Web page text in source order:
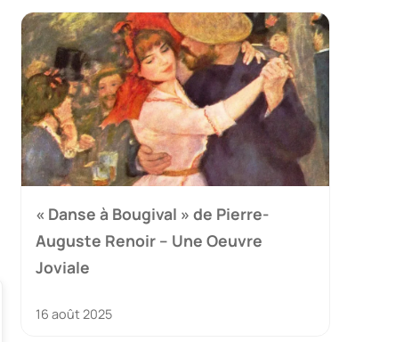
« Danse à Bougival » de Pierre-
Auguste Renoir – Une Oeuvre
Joviale
16 août 2025